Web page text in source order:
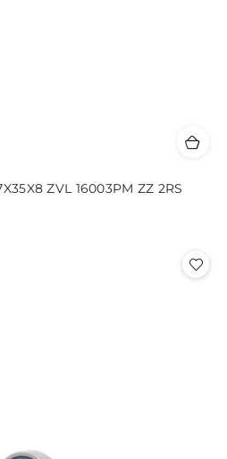
ZVL 16003PM ZZ 2RS